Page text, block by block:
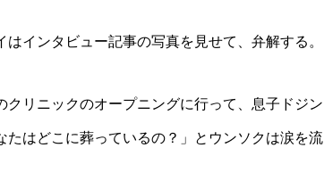
インタビュー記事の写真を見せて、弁解する。
リニックのオープニングに行って、息子ドジン
はどこに葬っているの？」とウンソクは涙を流